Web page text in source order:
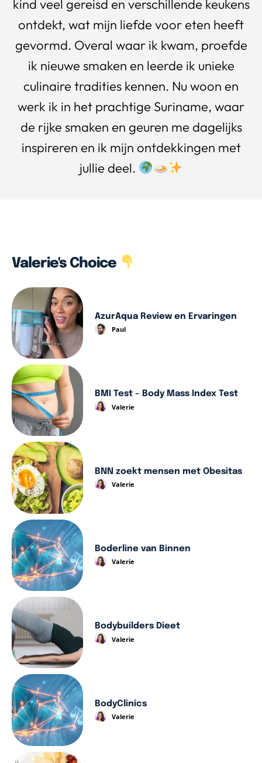
kind veel gereisd en verschillende keukens
ontdekt, wat mijn liefde voor eten heeft
gevormd. Overal waar ik kwam, proefde
ik nieuwe smaken en leerde ik unieke
culinaire tradities kennen. Nu woon en
werk ik in het prachtige Suriname, waar
de rijke smaken en geuren me dagelijks
inspireren en ik mijn ontdekkingen met
jullie deel.
Valerie's Choice
AzurAqua Review en Ervaringen
Paul
BMI Test – Body Mass Index Test
Valerie
BNN zoekt mensen met Obesitas
Valerie
Boderline van Binnen
Valerie
Bodybuilders Dieet
Valerie
BodyClinics
Valerie